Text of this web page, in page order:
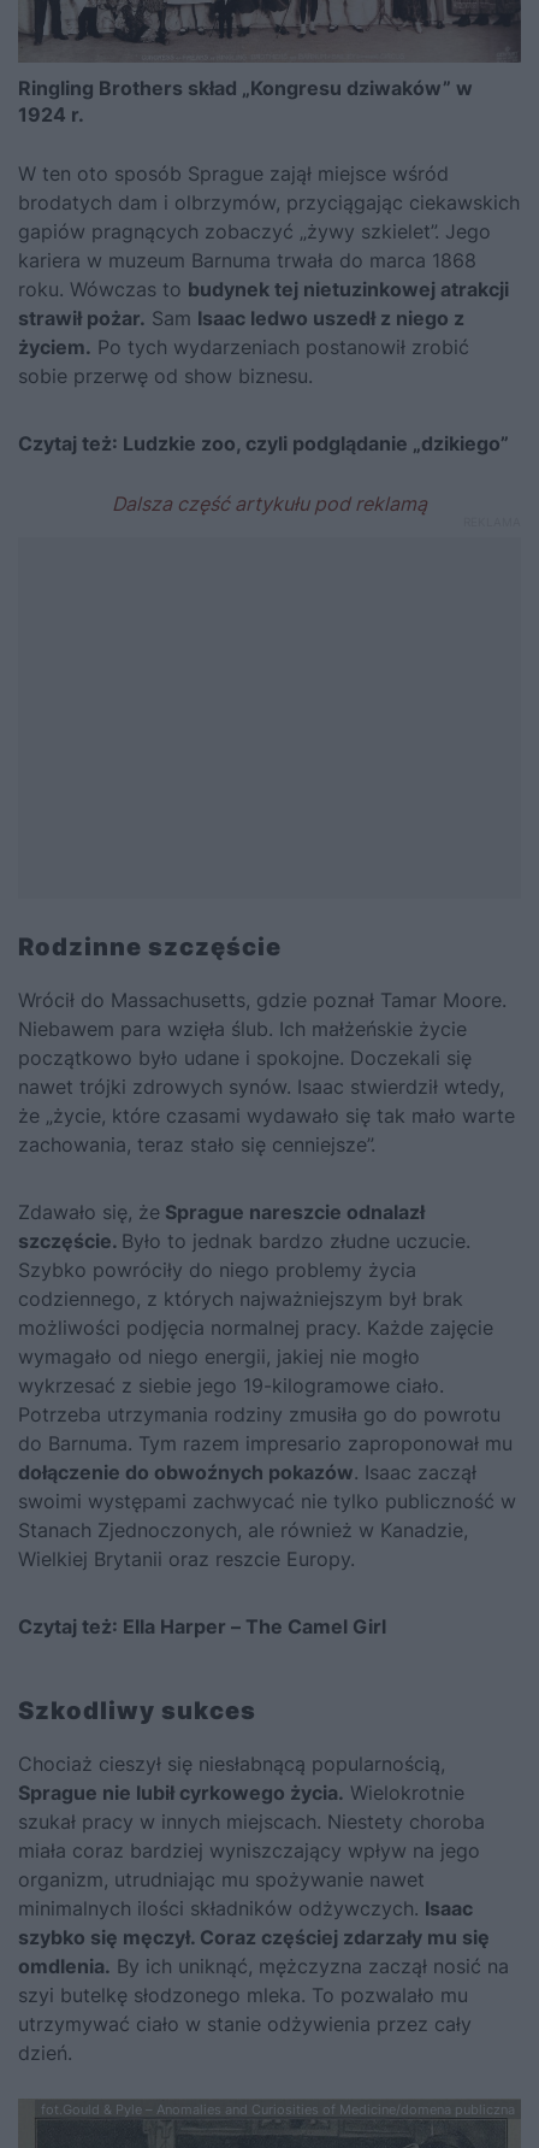
Ringling Brothers skład „Kongresu dziwaków” w
1924 r.
W ten oto sposób Sprague zajął miejsce wśród
brodatych dam i olbrzymów, przyciągając ciekawskich
gapiów pragnących zobaczyć „żywy szkielet”. Jego
kariera w muzeum Barnuma trwała do marca 1868
roku. Wówczas to budynek tej nietuzinkowej atrakcji
strawił pożar. Sam Isaac ledwo uszedł z niego z
życiem. Po tych wydarzeniach postanowił zrobić
sobie przerwę od show biznesu.
Czytaj też: Ludzkie zoo, czyli podglądanie „dzikiego”
Rodzinne szczęście
Wrócił do Massachusetts, gdzie poznał Tamar Moore.
Niebawem para wzięła ślub. Ich małżeńskie życie
początkowo było udane i spokojne. Doczekali się
nawet trójki zdrowych synów. Isaac stwierdził wtedy,
że „życie, które czasami wydawało się tak mało warte
zachowania, teraz stało się cenniejsze”.
Zdawało się, że Sprague nareszcie odnalazł
szczęście. Było to jednak bardzo złudne uczucie.
Szybko powróciły do niego problemy życia
codziennego, z których najważniejszym był brak
możliwości podjęcia normalnej pracy. Każde zajęcie
wymagało od niego energii, jakiej nie mogło
wykrzesać z siebie jego 19-kilogramowe ciało.
Potrzeba utrzymania rodziny zmusiła go do powrotu
do Barnuma. Tym razem impresario zaproponował mu
dołączenie do obwoźnych pokazów. Isaac zaczął
swoimi występami zachwycać nie tylko publiczność w
Stanach Zjednoczonych, ale również w Kanadzie,
Wielkiej Brytanii oraz reszcie Europy.
Czytaj też: Ella Harper – The Camel Girl
Szkodliwy sukces
Chociaż cieszył się niesłabnącą popularnością,
Sprague nie lubił cyrkowego życia. Wielokrotnie
szukał pracy w innych miejscach. Niestety choroba
miała coraz bardziej wyniszczający wpływ na jego
organizm, utrudniając mu spożywanie nawet
minimalnych ilości składników odżywczych. Isaac
szybko się męczył. Coraz częściej zdarzały mu się
omdlenia. By ich uniknąć, mężczyzna zaczął nosić na
szyi butelkę słodzonego mleka. To pozwalało mu
utrzymywać ciało w stanie odżywienia przez cały
dzień.
fot.Gould & Pyle – Anomalies and Curiosities of Medicine/domena publiczna